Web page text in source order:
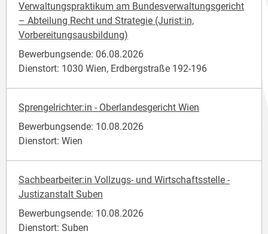
Verwaltungspraktikum am Bundesverwaltungsgericht
– Abteilung Recht und Strategie (Jurist:in,
Vorbereitungsausbildung)
Bewerbungsende: 06.08.2026
Dienstort: 1030 Wien, Erdbergstraße 192-196
Sprengelrichter:in - Oberlandesgericht Wien
Bewerbungsende: 10.08.2026
Dienstort: Wien
Sachbearbeiter:in Vollzugs- und Wirtschaftsstelle -
Justizanstalt Suben
Bewerbungsende: 10.08.2026
Dienstort: Suben